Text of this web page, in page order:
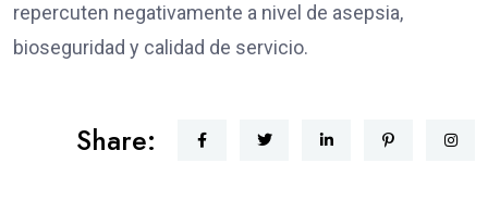
repercuten negativamente a nivel de asepsia,
bioseguridad y calidad de servicio.
Share: